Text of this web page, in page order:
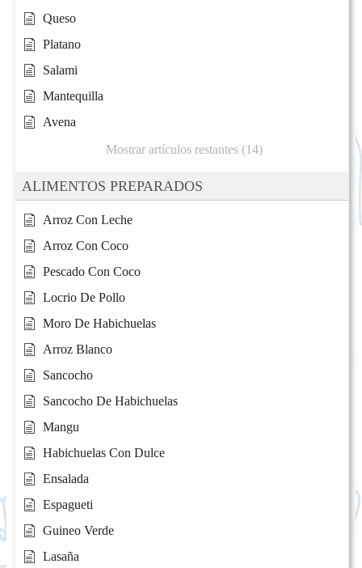
Queso
Platano
Salami
Mantequilla
Avena
Mostrar artículos restantes (14)
ALIMENTOS PREPARADOS
Arroz Con Leche
Arroz Con Coco
Pescado Con Coco
Locrio De Pollo
Moro De Habichuelas
Arroz Blanco
Sancocho
Sancocho De Habichuelas
Mangu
Habichuelas Con Dulce
Ensalada
Espagueti
Guineo Verde
Lasaña